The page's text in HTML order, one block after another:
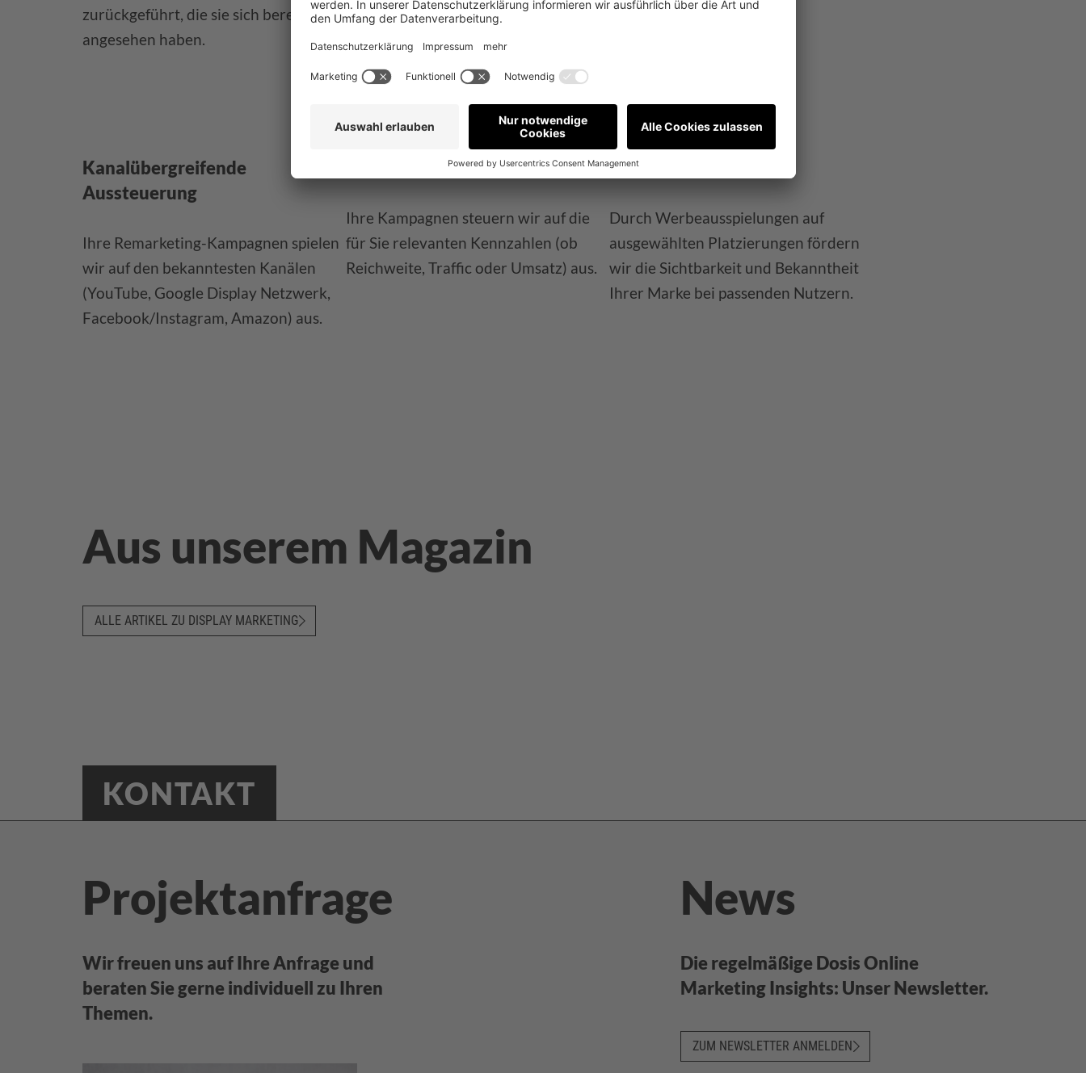
zurückgeführt, die sie sich bereits
angesehen haben.
Kanalübergreifende
Aussteuerung
Ihre Remarketing-Kampagnen spielen
wir auf den bekanntesten Kanälen
(YouTube, Google Display Netzwerk,
Facebook/Instagram, Amazon) aus.
Performance
Ihre Kampagnen steuern wir auf die
für Sie relevanten Kennzahlen (ob
Reichweite, Traffic oder Umsatz) aus.
Branding
Durch Werbeausspielungen auf
ausgewählten Platzierungen fördern
wir die Sichtbarkeit und Bekanntheit
Ihrer Marke bei passenden Nutzern.
Aus unserem Magazin
ALLE ARTIKEL ZU DISPLAY MARKETING
KONTAKT
Projektanfrage
Wir freuen uns auf Ihre Anfrage und
beraten Sie gerne individuell zu Ihren
Themen.
News
Die regelmäßige Dosis Online
Marketing Insights: Unser Newsletter.
ZUM NEWSLETTER ANMELDEN